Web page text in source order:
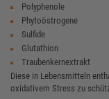
Polyphenole
Phytoöstrogene
Sulfide
Glutathion
Traubenkernextrakt
Diese in Lebensmitteln
oxidativem Stress zu